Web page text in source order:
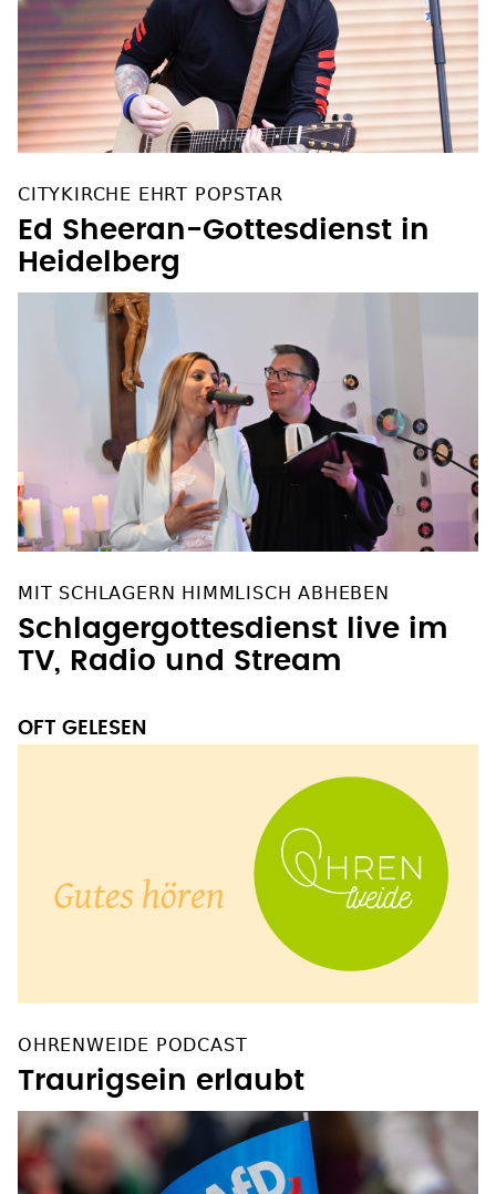
CITYKIRCHE EHRT POPSTAR
Ed Sheeran-Gottesdienst in
Heidelberg
MIT SCHLAGERN HIMMLISCH ABHEBEN
Schlagergottesdienst live im
TV, Radio und Stream
OFT GELESEN
OHRENWEIDE PODCAST
Traurigsein erlaubt